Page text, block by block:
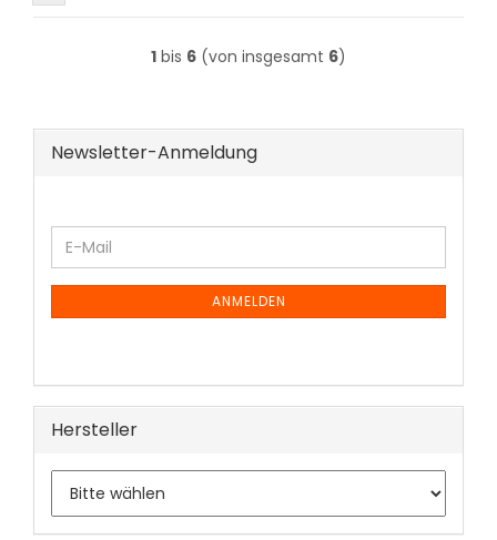
1 bis 6 (von insgesamt 6)
Newsletter-Anmeldung
WEITER
ZUR
NEWSLETTER-
E-
Mail
ANMELDEN
Hersteller